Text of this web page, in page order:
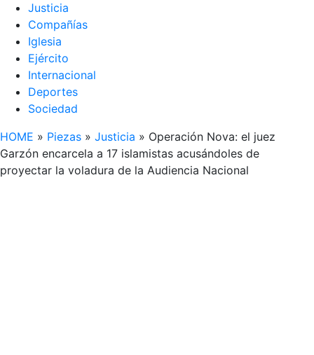
Justicia
Compañías
Iglesia
Ejército
Internacional
Deportes
Sociedad
HOME » Piezas » Justicia » Operación Nova: el juez
Garzón encarcela a 17 islamistas acusándoles de
proyectar la voladura de la Audiencia Nacional